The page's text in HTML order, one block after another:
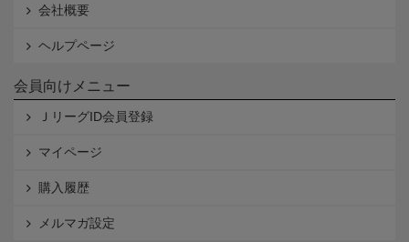
会社概要
ヘルプページ
会員向けメニュー
ＪリーグID会員登録
マイページ
購入履歴
メルマガ設定